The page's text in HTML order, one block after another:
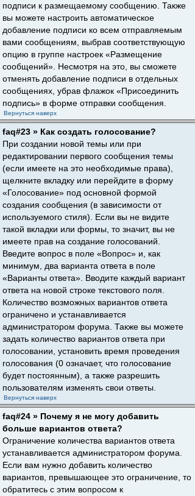
подписи к размещаемому сообщению. Также
вы можете настроить автоматическое
добавление подписи ко всем отправляемым
вами сообщениям, выбрав соответствующую
опцию в группе настроек «Размещение
сообщений». Несмотря на это, вы сможете
отменять добавление подписи в отдельных
сообщениях, убрав флажок «Присоединить
подпись» в форме отправки сообщения.
Вернуться наверх
faq#23 » Как создать голосование?
При создании новой темы или при
редактировании первого сообщения темы
(если имеете на это необходимые права),
щелкните вкладку или перейдите в форму
«Голосование» под основной формой
создания сообщения (в зависимости от
используемого стиля). Если вы не видите
такой вкладки или формы, то значит, вы не
имеете прав на создание голосований.
Введите вопрос в поле «Вопрос» и, как
минимум, два варианта ответа в поле
«Варианты ответа». Вводите каждый вариант
ответа на новой строке текстового поля.
Количество возможных вариантов ответа
ограничено и устанавливается
администратором форума. Также вы можете
задать количество вариантов ответа при
голосовании, установить время проведения
голосования (0 означает, что голосование
будет постоянным), а также разрешить
пользователям изменять свои ответы.
Вернуться наверх
faq#24 » Почему я не могу добавить
больше вариантов ответа?
Ограничение количества вариантов ответа
устанавливается администратором форума.
Если вам нужно добавить количество
вариантов, превышающее это ограничение, то
обратитесь с этим вопросом к